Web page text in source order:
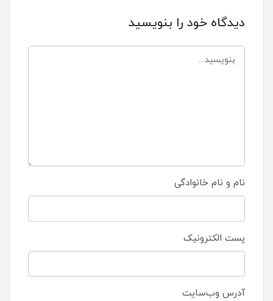
دیدگاه خود را بنویسید
نام و نام خانوادگی
پست الکترونیک
آدرس وب‌سایت